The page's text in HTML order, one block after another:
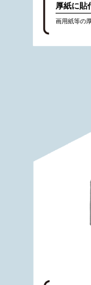
厚紙に貼
画用紙等の